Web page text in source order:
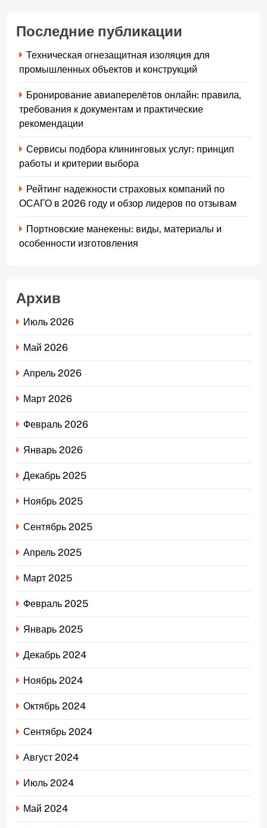
Последние публикации
Техническая огнезащитная изоляция для
промышленных объектов и конструкций
Бронирование авиаперелётов онлайн: правила,
требования к документам и практические
рекомендации
Сервисы подбора клининговых услуг: принцип
работы и критерии выбора
Рейтинг надежности страховых компаний по
ОСАГО в 2026 году и обзор лидеров по отзывам
Портновские манекены: виды, материалы и
особенности изготовления
Архив
Июль 2026
Май 2026
Апрель 2026
Март 2026
Февраль 2026
Январь 2026
Декабрь 2025
Ноябрь 2025
Сентябрь 2025
Апрель 2025
Март 2025
Февраль 2025
Январь 2025
Декабрь 2024
Ноябрь 2024
Октябрь 2024
Сентябрь 2024
Август 2024
Июль 2024
Май 2024